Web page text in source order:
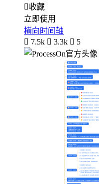
收藏
立即使用
横向时间轴
 7.5k  3.3k  5